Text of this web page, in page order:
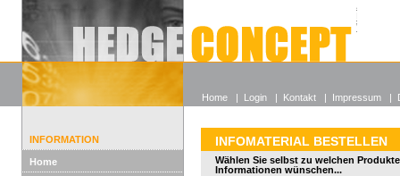
Alle
Wieso
INFORMATION
Home
INFOMATERIAL BESTELLEN
Wählen Sie selbst zu welchen
Informationen wünschen...
Home | Login | Kontakt | Impressum |